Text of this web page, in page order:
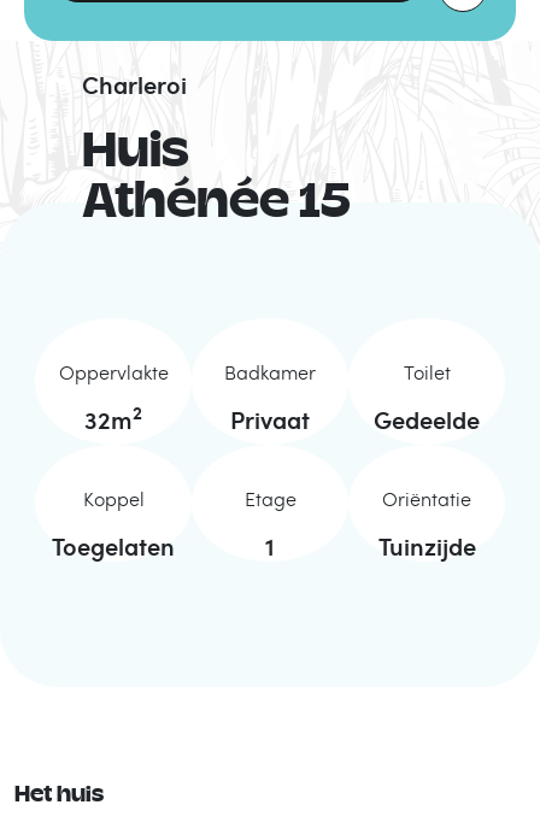
Huis
Athénée 15
Charleroi
Oppervlakte
32m2
Badkamer
Privaat
Toilet
Gedeelde
Koppel
Toegelaten
Etage
1
Oriëntatie
Tuinzijde
Het huis